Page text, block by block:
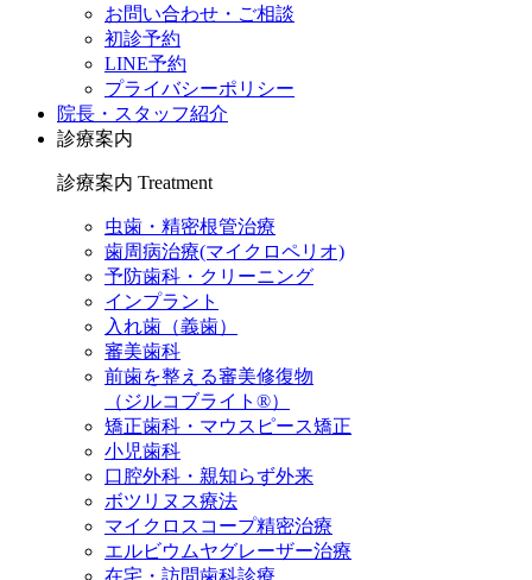
お問い合わせ・ご相談
初診予約
LINE予約
プライバシーポリシー
院長・スタッフ紹介
診療案内
診療案内 Treatment
虫歯・精密根管治療
歯周病治療(マイクロペリオ)
予防歯科・クリーニング
インプラント
入れ歯（義歯）
審美歯科
前歯を整える審美修復物
（ジルコブライト®）
矯正歯科・マウスピース矯正
小児歯科
口腔外科・親知らず外来
ボツリヌス療法
マイクロスコープ精密治療
エルビウムヤグレーザー治療
在宅・訪問歯科診療